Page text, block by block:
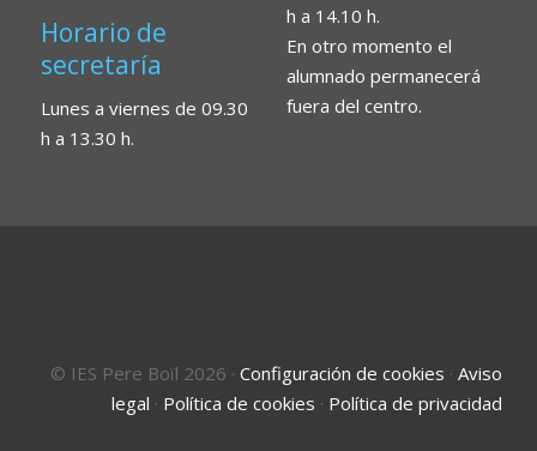
Horario de
secretaría
Lunes a viernes de 09.30
h a 13.30 h.
h a 14.10 h.
En otro momento el
alumnado permanecerá
fuera del centro.
© IES Pere Boïl 2026 · Configuración de cookies · Aviso
legal · Política de cookies · Política de privacidad